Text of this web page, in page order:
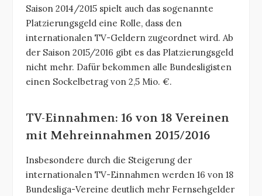
Saison 2014/2015 spielt auch das sogenannte
Platzierungsgeld eine Rolle, dass den
internationalen TV-Geldern zugeordnet wird. Ab
der Saison 2015/2016 gibt es das Platzierungsgeld
nicht mehr. Dafür bekommen alle Bundesligisten
einen Sockelbetrag von 2,5 Mio. €.
TV-Einnahmen: 16 von 18 Vereinen
mit Mehreinnahmen 2015/2016
Insbesondere durch die Steigerung der
internationalen TV-Einnahmen werden 16 von 18
Bundesliga-Vereine deutlich mehr Fernsehgelder